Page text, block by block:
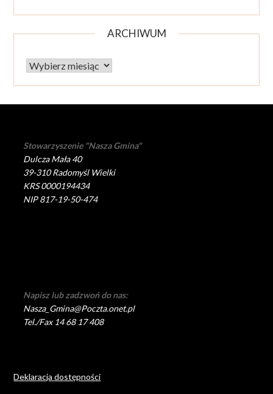
ARCHIWUM
Archiwum
Stowarzyszenie "Nasza Gmina"
Dulcza Mała 40
39-310 Radomyśl Wielki
KRS 0000194434
NIP 817-19-50-474
Napisz lub zadzwoń do nas:
Nasza_Gmina@Poczta.onet.pl
Tel./Fax 14 68 17 408
Deklaracja dostępności